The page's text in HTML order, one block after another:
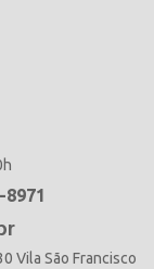
8971
Vila São Francisco